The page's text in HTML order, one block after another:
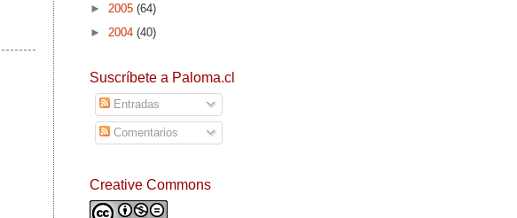
► 2005 (64)
► 2004 (40)
Suscríbete a Paloma.cl
Entradas
Comentarios
Creative Commons